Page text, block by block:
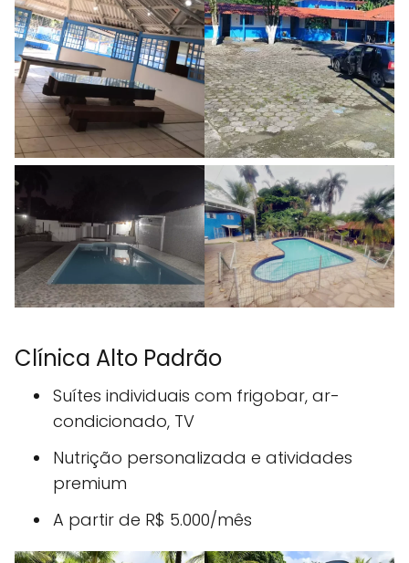
Clínica Alto Padrão
Suítes individuais com frigobar, ar-
condicionado, TV
Nutrição personalizada e atividades
premium
A partir de R$ 5.000/mês